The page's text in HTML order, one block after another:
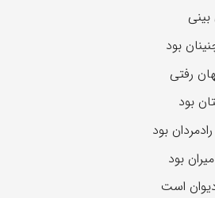
بود
رفتی
بود
بود
بود
است